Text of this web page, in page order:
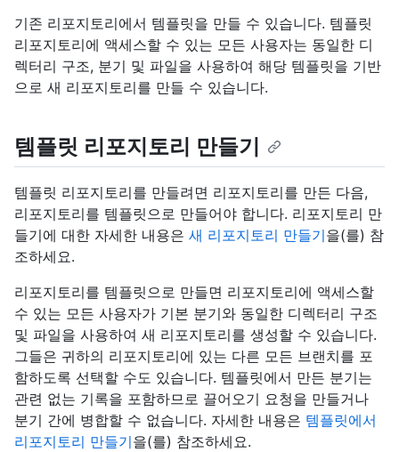
기존 리포지토리에서 템플릿을 만들 수 있습니다. 템플릿
리포지토리에 액세스할 수 있는 모든 사용자는 동일한 디
렉터리 구조, 분기 및 파일을 사용하여 해당 템플릿을 기반
으로 새 리포지토리를 만들 수 있습니다.
템플릿 리포지토리 만들기
템플릿 리포지토리를 만들려면 리포지토리를 만든 다음,
리포지토리를 템플릿으로 만들어야 합니다. 리포지토리 만
들기에 대한 자세한 내용은 새 리포지토리 만들기을(를) 참
조하세요.
리포지토리를 템플릿으로 만들면 리포지토리에 액세스할
수 있는 모든 사용자가 기본 분기와 동일한 디렉터리 구조
및 파일을 사용하여 새 리포지토리를 생성할 수 있습니다.
그들은 귀하의 리포지토리에 있는 다른 모든 브랜치를 포
함하도록 선택할 수도 있습니다. 템플릿에서 만든 분기는
관련 없는 기록을 포함하므로 끌어오기 요청을 만들거나
분기 간에 병합할 수 없습니다. 자세한 내용은 템플릿에서
리포지토리 만들기을(를) 참조하세요.